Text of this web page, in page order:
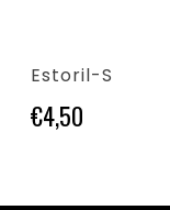
Estoril-S
€4,50